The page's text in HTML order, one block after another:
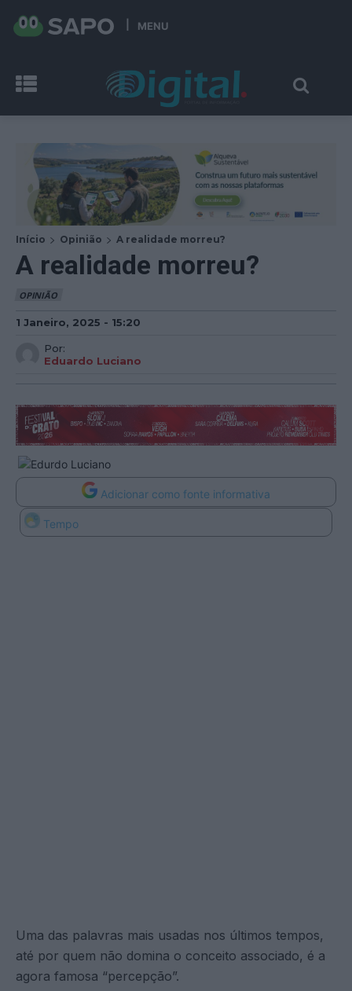
MENU
Início Opinião A realidade morreu?
A realidade morreu?
OPINIÃO
1 Janeiro, 2025 - 15:20
Por:
Eduardo Luciano
Adicionar como fonte informativa
Tempo
Uma das palavras mais usadas nos últimos tempos,
até por quem não domina o conceito associado, é a
agora famosa “percepção”.